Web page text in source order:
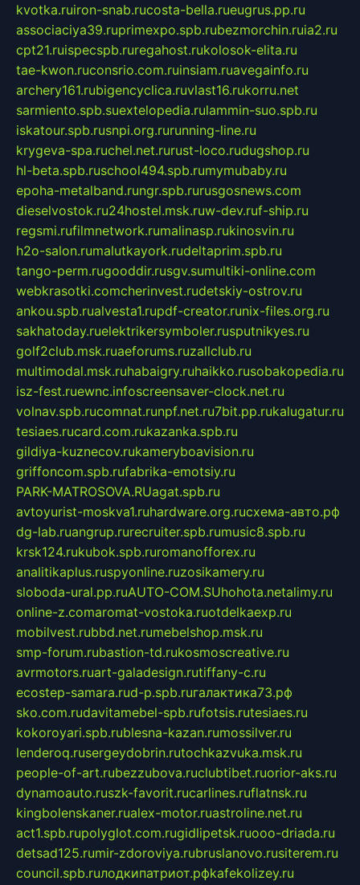
kvotka.ruiron-snab.rucosta-bella.rueugrus.pp.ru
associaciya39.ruprimexpo.spb.rubezmorchin.ruia2.ru
cpt21.ruispecspb.ruregahost.rukolosok-elita.ru
tae-kwon.ruconsrio.com.ruinsiam.ruavegainfo.ru
archery161.rubigencyclica.ruvlast16.rukorru.net
sarmiento.spb.suextelopedia.rulammin-suo.spb.ru
iskatour.spb.rusnpi.org.rurunning-line.ru
krygeva-spa.ruchel.net.rurust-loco.rudugshop.ru
hl-beta.spb.ruschool494.spb.rumymubaby.ru
epoha-metalband.rungr.spb.rurusgosnews.com
dieselvostok.ru24hostel.msk.ruw-dev.ruf-ship.ru
regsmi.rufilmnetwork.rumalinasp.rukinosvin.ru
h2o-salon.rumalutkayork.rudeltaprim.spb.ru
tango-perm.rugooddir.rusgv.sumultiki-online.com
webkrasotki.comcherinvest.rudetskiy-ostrov.ru
ankou.spb.rualvesta1.rupdf-creator.runix-files.org.ru
sakhatoday.ruelektrikersymboler.rusputnikyes.ru
golf2club.msk.ruaeforums.ruzallclub.ru
multimodal.msk.ruhabaigry.ruhaikko.rusobakopedia.ru
isz-fest.ruewnc.infoscreensaver-clock.net.ru
volnav.spb.rucomnat.runpf.net.ru7bit.pp.rukalugatur.ru
tesiaes.rucard.com.rukazanka.spb.ru
gildiya-kuznecov.rukameryboavision.ru
griffoncom.spb.rufabrika-emotsiy.ru
PARK-MATROSOVA.RUagat.spb.ru
avtoyurist-moskva1.ruhardware.org.ruсхема-авто.рф
dg-lab.ruangrup.rurecruiter.spb.rumusic8.spb.ru
krsk124.rukubok.spb.ruromanofforex.ru
analitikaplus.ruspyonline.ruzosikamery.ru
sloboda-ural.pp.ruAUTO-COM.SUhohota.netalimy.ru
online-z.comaromat-vostoka.ruotdelkaexp.ru
mobilvest.rubbd.net.rumebelshop.msk.ru
smp-forum.rubastion-td.rukosmoscreative.ru
avrmotors.ruart-galadesign.rutiffany-c.ru
ecostep-samara.rud-p.spb.ruгалактика73.рф
sko.com.rudavitamebel-spb.rufotsis.rutesiaes.ru
kokoroyari.spb.rublesna-kazan.rumossilver.ru
lenderoq.rusergeydobrin.rutochkazvuka.msk.ru
people-of-art.rubezzubova.ruclubtibet.ruorior-aks.ru
dynamoauto.ruszk-favorit.rucarlines.ruflatnsk.ru
kingbolenskaner.rualex-motor.ruastroline.net.ru
act1.spb.rupolyglot.com.rugidlipetsk.ruooo-driada.ru
detsad125.rumir-zdoroviya.rubruslanovo.rusiterem.ru
council.spb.ruлодкипатриот.рфkafekolizey.ru